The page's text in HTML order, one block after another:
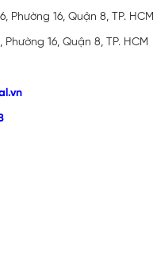
Phường 16, Quận 8, TP. HCM
Phường 16, Quận 8, TP. HCM